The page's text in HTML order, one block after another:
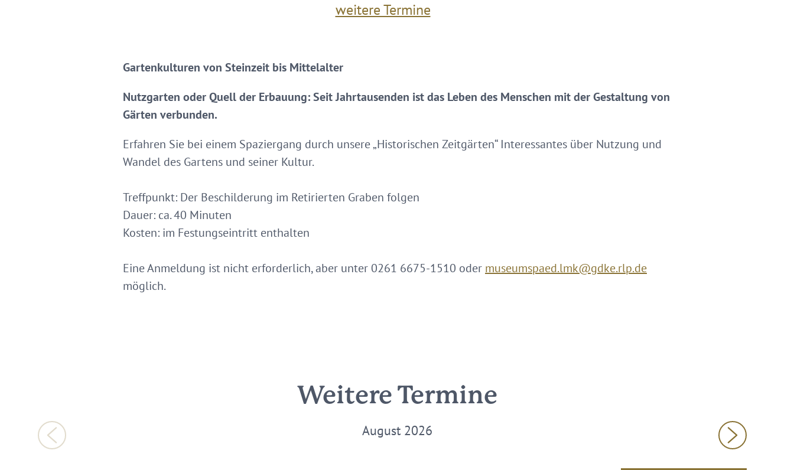
weitere Termine
Gartenkulturen von Steinzeit bis Mittelalter
Nutzgarten oder Quell der Erbauung: Seit Jahrtausenden ist das Leben des Menschen mit der Gestaltung von
Gärten verbunden.
Erfahren Sie bei einem Spaziergang durch unsere „Historischen Zeitgärten“ Interessantes über Nutzung und
Wandel des Gartens und seiner Kultur.
Treffpunkt: Der Beschilderung im Retirierten Graben folgen
Dauer: ca. 40 Minuten
Kosten: im Festungseintritt enthalten
Eine Anmeldung ist nicht erforderlich, aber unter 0261 6675-1510 oder museumspaed.lmk@gdke.rlp.de
möglich.
Weitere Termine
August 2026